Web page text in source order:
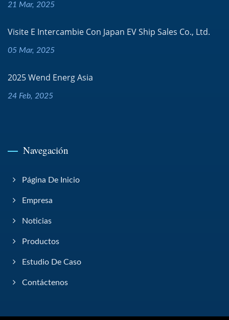
21 Mar, 2025
Visite E Intercambie Con Japan EV Ship Sales Co., Ltd.
05 Mar, 2025
2025 Wend Energ Asia
24 Feb, 2025
Navegación
Página De Inicio
Empresa
Noticias
Productos
Estudio De Caso
Contáctenos